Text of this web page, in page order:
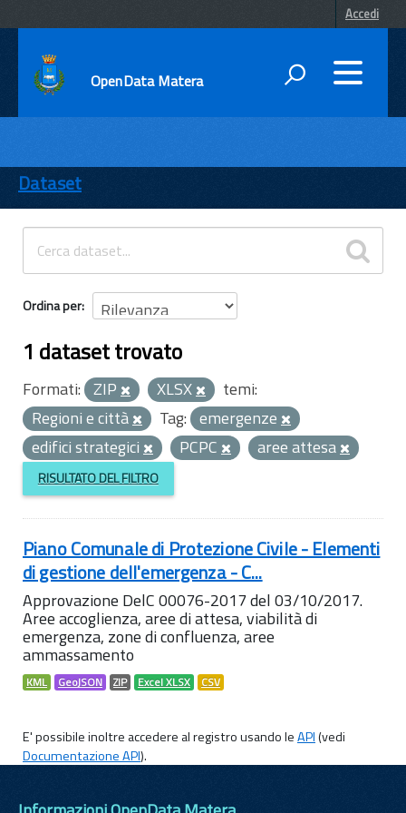
Accedi
OpenData Matera
ENTI
TEMI
INFORMAZIONI
Dataset
Ordina per
1 dataset trovato
Formati: ZIP XLSX
temi:
Regioni e città
Tag: emergenze
edifici strategici
PCPC aree attesa
RISULTATO DEL FILTRO
Piano Comunale di Protezione Civile - Elementi
di gestione dell'emergenza - C...
Approvazione DelC 00076-2017 del 03/10/2017.
Aree accoglienza, aree di attesa, viabilità di
emergenza, zone di confluenza, aree
ammassamento
KML GeoJSON ZIP Excel XLSX CSV
E' possibile inoltre accedere al registro usando leAPI(vedi
Documentazione API).